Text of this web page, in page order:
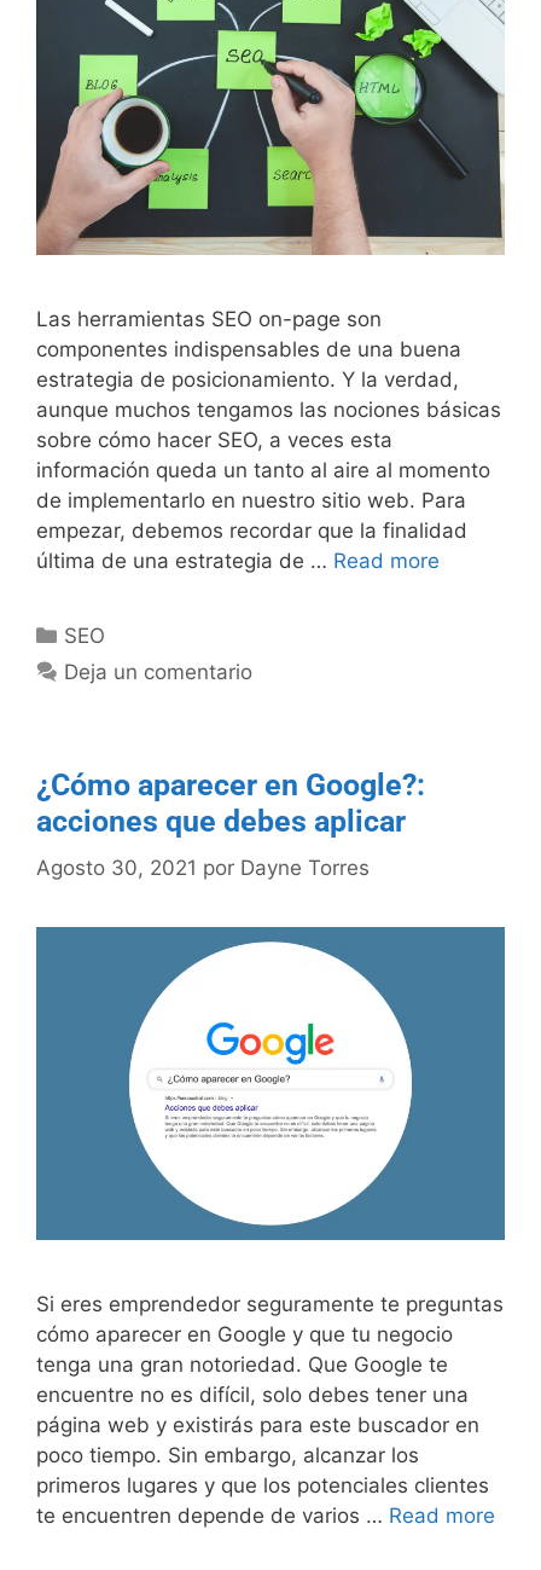
Las herramientas SEO on-page son
componentes indispensables de una buena
estrategia de posicionamiento. Y la verdad,
aunque muchos tengamos las nociones básicas
sobre cómo hacer SEO, a veces esta
información queda un tanto al aire al momento
de implementarlo en nuestro sitio web. Para
empezar, debemos recordar que la finalidad
última de una estrategia de … Read more
SEO
Deja un comentario
¿Cómo aparecer en Google?:
acciones que debes aplicar
Agosto 30, 2021 por Dayne Torres
Si eres emprendedor seguramente te preguntas
cómo aparecer en Google y que tu negocio
tenga una gran notoriedad. Que Google te
encuentre no es difícil, solo debes tener una
página web y existirás para este buscador en
poco tiempo. Sin embargo, alcanzar los
primeros lugares y que los potenciales clientes
te encuentren depende de varios … Read more